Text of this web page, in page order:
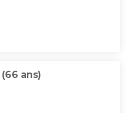
(66 ans)